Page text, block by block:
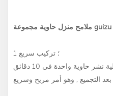
1 ؛ تركيب سريع
يمكن لما معدله 5 عمال إكمال عملية نشر حاوية واحدة في 10 دقائق